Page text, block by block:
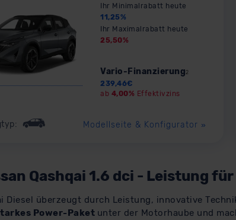
Ihr Minimalrabatt heute
11,25%
Ihr Maximalrabatt heute
25,50%
Vario-Finanzierung 2
239,46€
ab 4,00% Effektivzins
Modellseite & Konfigurator »
Qashqai 1.6 dci - Leistung
Diesel überzeugt durch Leistung, innovative
Power-Paket unter der Motorhaube und